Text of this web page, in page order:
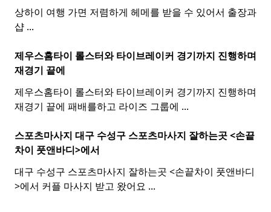
상하이 여행 가면 저렴하게 헤메를 받을 수 있어서 출장과
샵 ...
제우스홈타이 롤스터와타이브레이커 경기까지 진행하며
재경기 끝에
제우스홈타이 롤스터와 타이브레이커 경기까지 진행하며
재경기 끝에 패배를하고 라이즈 그룹에 ...
스포츠마사지 대구 수성구 스포츠마사지 잘하는곳 <손끝
차이 풋앤바디>에서
대구 수성구 스포츠마사지 잘하는곳 <손끝차이 풋앤바디
>에서 커플 마사지 받고 왔어요 ...